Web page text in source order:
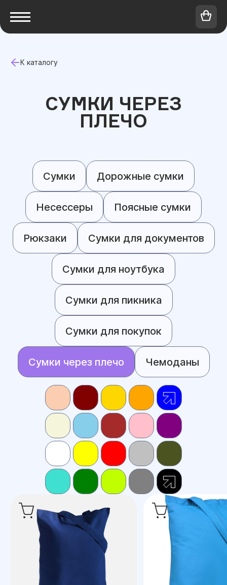
К каталогу
СУМКИ ЧЕРЕЗ
ПЛЕЧО
Сумки Дорожные сумки
Несессеры Поясные сумки
Рюкзаки Сумки для документов
Сумки для ноутбука
Сумки для пикника
Сумки для покупок
Сумки через плечо Чемоданы